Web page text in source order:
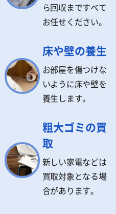
ら回収まですべて
お任せください。
床や壁の養生
お部屋を傷つけな
いように床や壁を
養生します。
粗大ゴミの買
取
新しい家電などは
買取対象となる場
合があります。